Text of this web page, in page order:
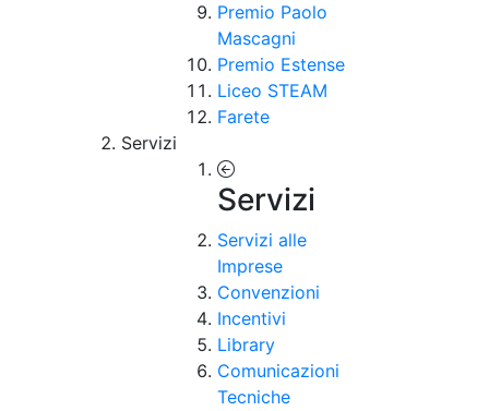
Premio Paolo
Mascagni
Premio Estense
Liceo STEAM
Farete
Servizi
Servizi
Servizi alle
Imprese
Convenzioni
Incentivi
Library
Comunicazioni
Tecniche